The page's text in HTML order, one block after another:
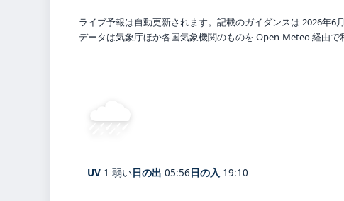
ライブ予報は自動更新されます。記載のガイダンスは 2026年6
データは気象庁ほか各国気象機関のものを Open-Meteo 経由で
🌧️
UV 1 弱い日の出 05:56日の入 19:10